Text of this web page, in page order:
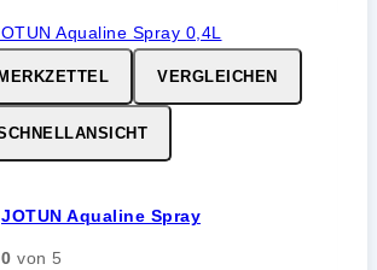
VERGLEICHEN
JOTUN Aqualine Spray
0 von 5